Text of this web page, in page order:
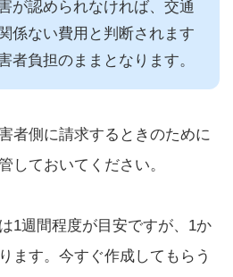
が認められなければ、交通
係ない費用と判断されます
者負担のままとなります。
者側に請求するときのために
しておいてください。
1週間程度が目安ですが、1か
ます。今すぐ作成してもらう